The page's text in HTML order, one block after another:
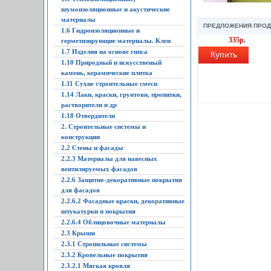
шумоизоляционные и акустические
материалы
1.6 Гидроизоляционные и
герметизирующие материалы. Клеи
1.7 Изделия на основе гипса
1.10 Природный и искусственый
камень, керамические плитка
1.11 Сухие строительные смеси
1.14 Лаки, краски, грунтови, пропитки,
растворители и др
1.18 Отвердители
2. Строительные системы и
конструкции
2.2 Стены и фасады
2.2.3 Материалы для навесных
вентилируемых фасадов
2.2.6 Защитно-декоративные покрытия
для фасадов
2.2.6.2 Фасадные краски, декоративные
штукатурки и покрытия
2.2.6.4 Облицовочные материалы
2.3 Крыши
2.3.1 Стропильные системы
2.3.2 Кровельные покрытия
2.3.2.1 Мягкая кровля
ПРЕДЛОЖЕНИЯ
335р.
Купить